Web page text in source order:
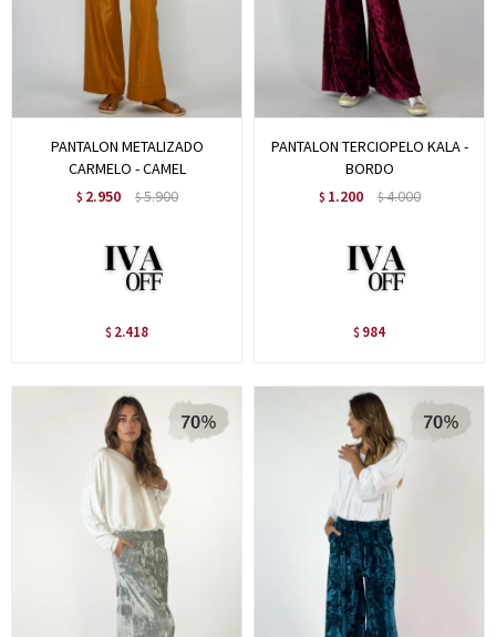
PANTALON METALIZADO
CARMELO - CAMEL
$ 2.950 $5.900
$ 2.418
PANTALON TERCIOPELO KALA -
BORDO
$ 1.200 $4.000
$ 984